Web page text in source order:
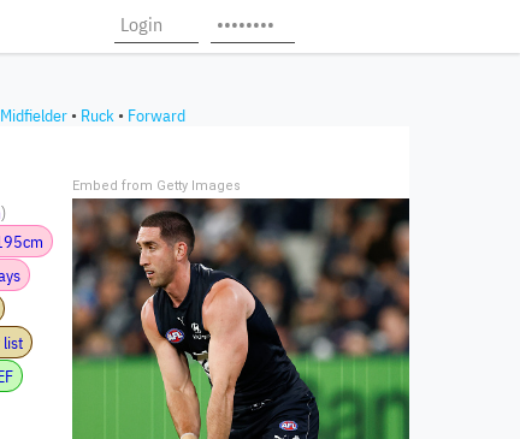
Midfielder • Ruck • Forward